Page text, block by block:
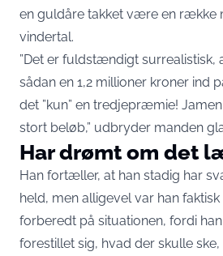
en guldåre takket være en række
vindertal.
”Det er fuldstændigt surrealistisk,
sådan en 1,2 millioner kroner ind
det ”kun” en tredjepræmie!
stort beløb,” udbryder manden
Har drømt om det
Han fortæller, at han stadig har
held, men alligevel var han
forberedt på situationen, fordi
forestillet sig, hvad der skulle ske,